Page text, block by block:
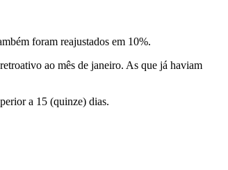
foram reajustados em 10%.
ao mês de janeiro. As que já haviam
a 15 (quinze) dias.